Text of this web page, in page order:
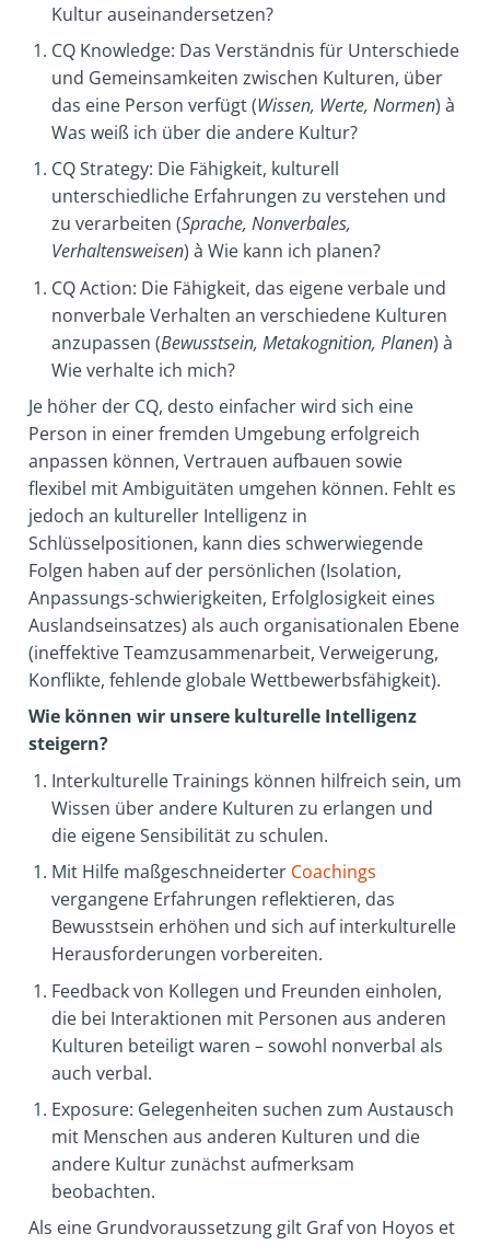
Kultur auseinandersetzen?
CQ Knowledge: Das Verständnis für Unterschiede
und Gemeinsamkeiten zwischen Kulturen, über
das eine Person verfügt (Wissen, Werte, Normen) à
Was weiß ich über die andere Kultur?
CQ Strategy: Die Fähigkeit, kulturell
unterschiedliche Erfahrungen zu verstehen und
zu verarbeiten (Sprache, Nonverbales,
Verhaltensweisen) à Wie kann ich planen?
CQ Action: Die Fähigkeit, das eigene verbale und
nonverbale Verhalten an verschiedene Kulturen
anzupassen (Bewusstsein, Metakognition, Planen) à
Wie verhalte ich mich?
Je höher der CQ, desto einfacher wird sich eine
Person in einer fremden Umgebung erfolgreich
anpassen können, Vertrauen aufbauen sowie
flexibel mit Ambiguitäten umgehen können. Fehlt es
jedoch an kultureller Intelligenz in
Schlüsselpositionen, kann dies schwerwiegende
Folgen haben auf der persönlichen (Isolation,
Anpassungs-schwierigkeiten, Erfolglosigkeit eines
Auslandseinsatzes) als auch organisationalen Ebene
(ineffektive Teamzusammenarbeit, Verweigerung,
Konflikte, fehlende globale Wettbewerbsfähigkeit).
Wie können wir unsere kulturelle Intelligenz
steigern?
Interkulturelle Trainings können hilfreich sein, um
Wissen über andere Kulturen zu erlangen und
die eigene Sensibilität zu schulen.
Mit Hilfe maßgeschneiderter Coachings
vergangene Erfahrungen reflektieren, das
Bewusstsein erhöhen und sich auf interkulturelle
Herausforderungen vorbereiten.
Feedback von Kollegen und Freunden einholen,
die bei Interaktionen mit Personen aus anderen
Kulturen beteiligt waren – sowohl nonverbal als
auch verbal.
Exposure: Gelegenheiten suchen zum Austausch
mit Menschen aus anderen Kulturen und die
andere Kultur zunächst aufmerksam
beobachten.
Als eine Grundvoraussetzung gilt Graf von Hoyos et